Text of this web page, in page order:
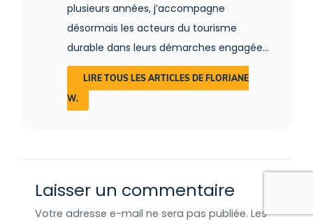
plusieurs années, j’accompagne
désormais les acteurs du tourisme
durable dans leurs démarches engagées.
Tout en respectant leur univers, je mets
permettre à tous d’adopter une pratique
LIRE TOUS LES ARTICLES DE FLORIANE
W.
Laisser un commentaire
Votre adresse e-mail ne sera pas publiée. Les